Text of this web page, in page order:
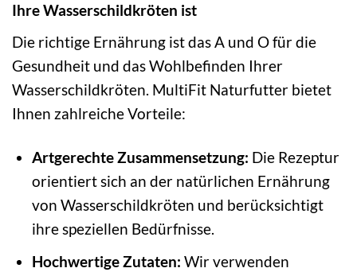
Ihre Wasserschildkröten ist
Die richtige Ernährung ist das A und O für die
Gesundheit und das Wohlbefinden Ihrer
Wasserschildkröten. MultiFit Naturfutter bietet
Ihnen zahlreiche Vorteile:
Artgerechte Zusammensetzung: Die Rezeptur
orientiert sich an der natürlichen Ernährung
von Wasserschildkröten und berücksichtigt
ihre speziellen Bedürfnisse.
Hochwertige Zutaten: Wir verwenden